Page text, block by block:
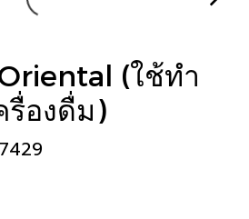
(ใช้ทำ
รื่องดื่ม)